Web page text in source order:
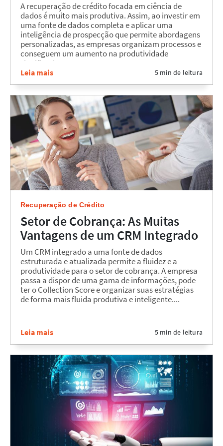
A recuperação de crédito focada em ciência de
dados é muito mais produtiva. Assim, ao investir em
uma fonte de dados completa e aplicar uma
inteligência de prospecção que permite abordagens
personalizadas, as empresas organizam processos e
conseguem um aumento na produtividade
significativo....
Leia mais 5 min de leitura
Recuperação de Crédito
Setor de Cobrança: As Muitas
Vantagens de um CRM Integrado
Um CRM integrado a uma fonte de dados
estruturada e atualizada permite a fluidez e a
produtividade para o setor de cobrança. A empresa
passa a dispor de uma gama de informações, pode
ter o Collection Score e organizar suas estratégias
de forma mais fluida produtiva e inteligente....
Leia mais 5 min de leitura